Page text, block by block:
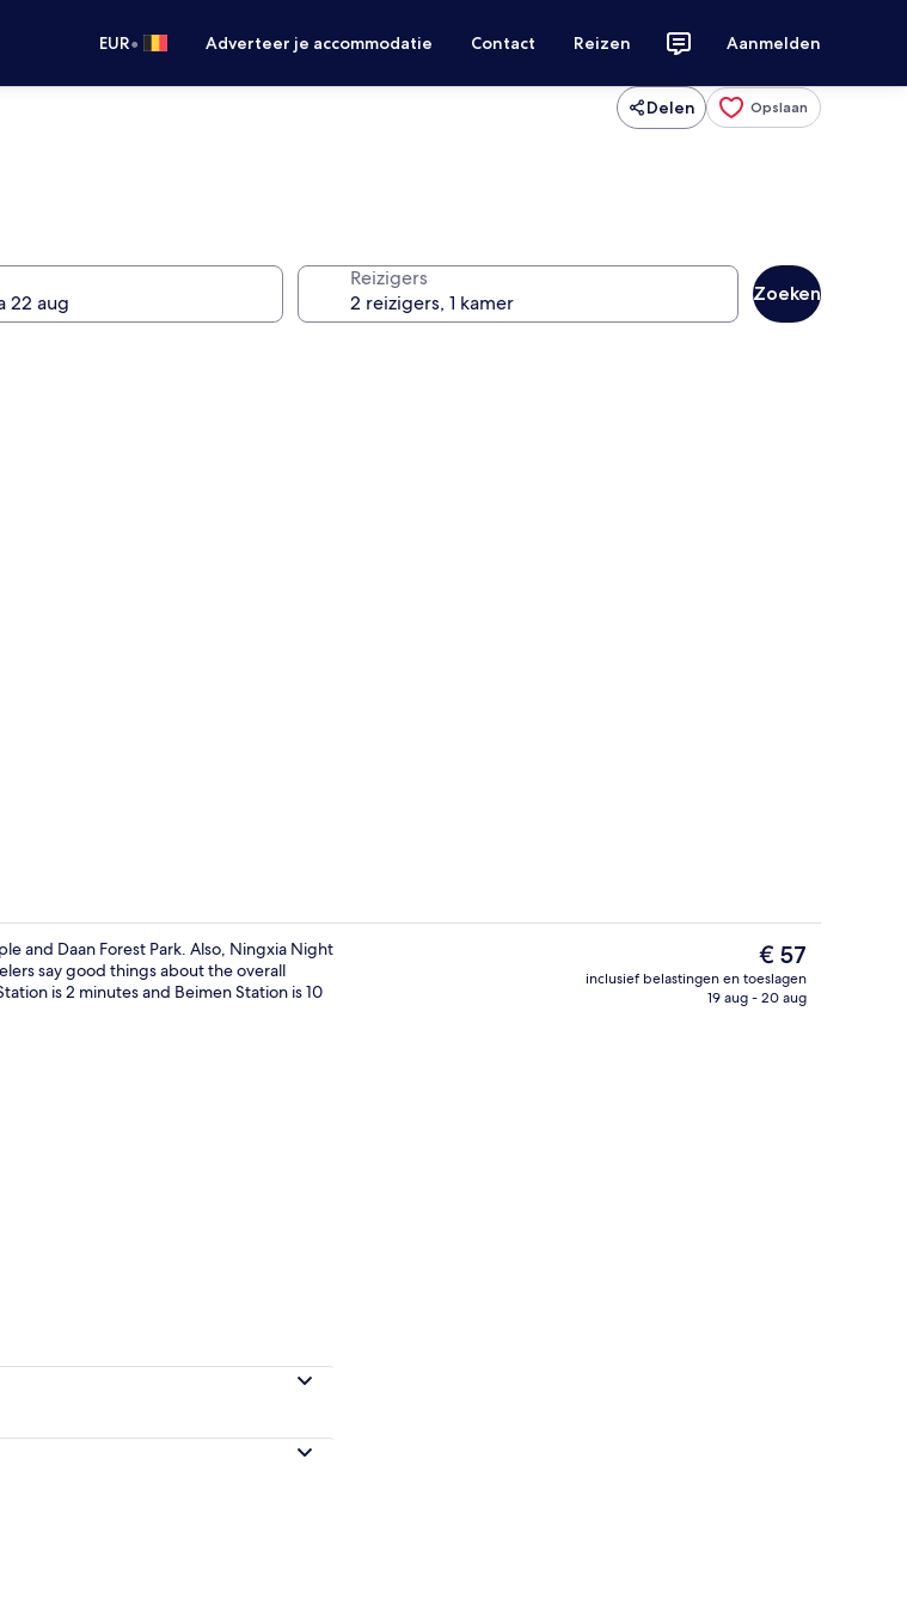
EUR• Adverteer je accommodatie Contact Reizen Aanmelden
Delen Opslaan
Reizigers
Zoeken
and Daan Forest Park. Also, Ningxia Night
say good things about the overall
is 2 minutes and Beimen Station is 10
De
huidige
prijs
€ 57
inclusief belastingen en toeslagen
19 aug - 20 aug